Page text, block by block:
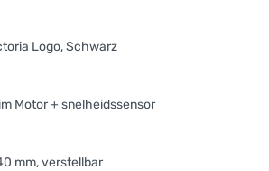
Logo, Schwarz
Motor + snelheidssensor
mm, verstellbar